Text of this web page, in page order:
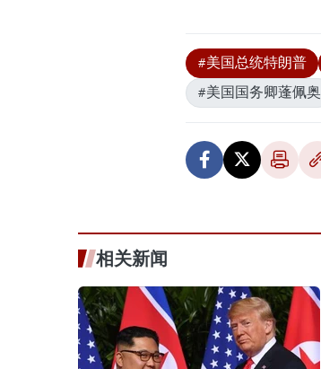
#美国总统特朗普
#美国国务卿蓬佩奥
相关新闻